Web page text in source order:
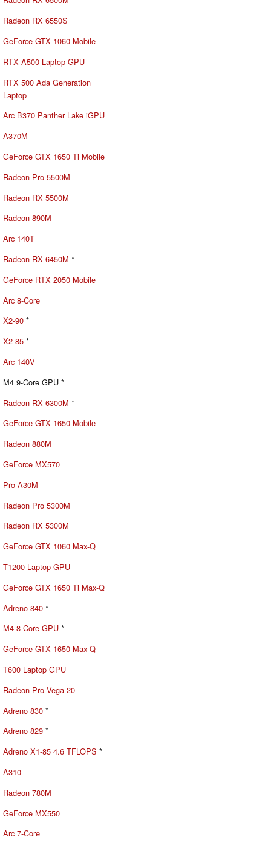
Radeon RX 6550S
GeForce GTX 1060 Mobile
RTX A500 Laptop GPU
RTX 500 Ada Generation
Laptop
Arc B370 Panther Lake iGPU
A370M
GeForce GTX 1650 Ti Mobile
Radeon Pro 5500M
Radeon RX 5500M
Radeon 890M
Arc 140T
Radeon RX 6450M *
GeForce RTX 2050 Mobile
Arc 8-Core
X2-90 *
X2-85 *
Arc 140V
M4 9-Core GPU *
Radeon RX 6300M *
GeForce GTX 1650 Mobile
Radeon 880M
GeForce MX570
Pro A30M
Radeon Pro 5300M
Radeon RX 5300M
GeForce GTX 1060 Max-Q
T1200 Laptop GPU
GeForce GTX 1650 Ti Max-Q
Adreno 840 *
M4 8-Core GPU *
GeForce GTX 1650 Max-Q
T600 Laptop GPU
Radeon Pro Vega 20
Adreno 830 *
Adreno 829 *
Adreno X1-85 4.6 TFLOPS *
A310
Radeon 780M
GeForce MX550
Arc 7-Core